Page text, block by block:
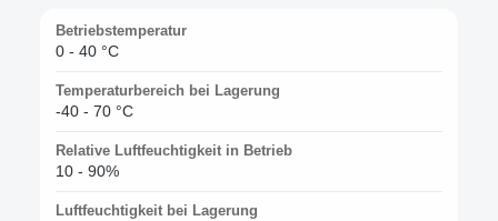
Betriebstemperatur
0 - 40 °C
Temperaturbereich bei Lagerung
-40 - 70 °C
Relative Luftfeuchtigkeit in Betrieb
10 - 90%
Luftfeuchtigkeit bei Lagerung